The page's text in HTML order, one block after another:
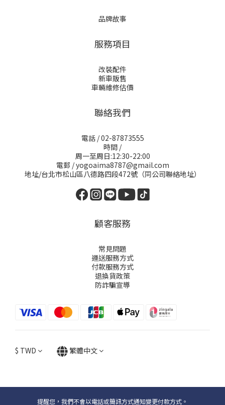
品牌故事
服務項目
改裝配件
新車販售
車輛維修估價
聯絡我們
電話 / 02-87873555
時間 /
周一至周日:12:30-22:00
電郵 / yogoaima8787@gmail.com
地址/台北市松山區八德路四段472號（同公司聯絡地址）
顧客服務
常見問題
運送服務方式
付款服務方式
退換貨政策
防詐騙宣導
$ TWD 繁體中文
提醒您，我們不會以電話或簡訊方式通知變更付款方式。